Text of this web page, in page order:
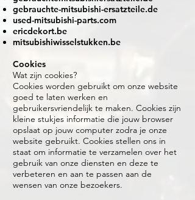
gebrauchte-mitsubishi-ersatzteile.de
used-mitsubishi-parts.com
ericdekort.be
mitsubishiwisselstukken.be
Cookies
Wat zijn cookies?
Cookies worden gebruikt om onze website
goed te laten werken en
gebruikersvriendelijk te maken. Cookies zijn
kleine stukjes informatie die jouw browser
opslaat op jouw computer zodra je onze
website gebruikt. Cookies stellen ons in
staat om informatie te verzamelen over het
gebruik van onze diensten en deze te
verbeteren en aan te passen aan de
wensen van onze bezoekers.